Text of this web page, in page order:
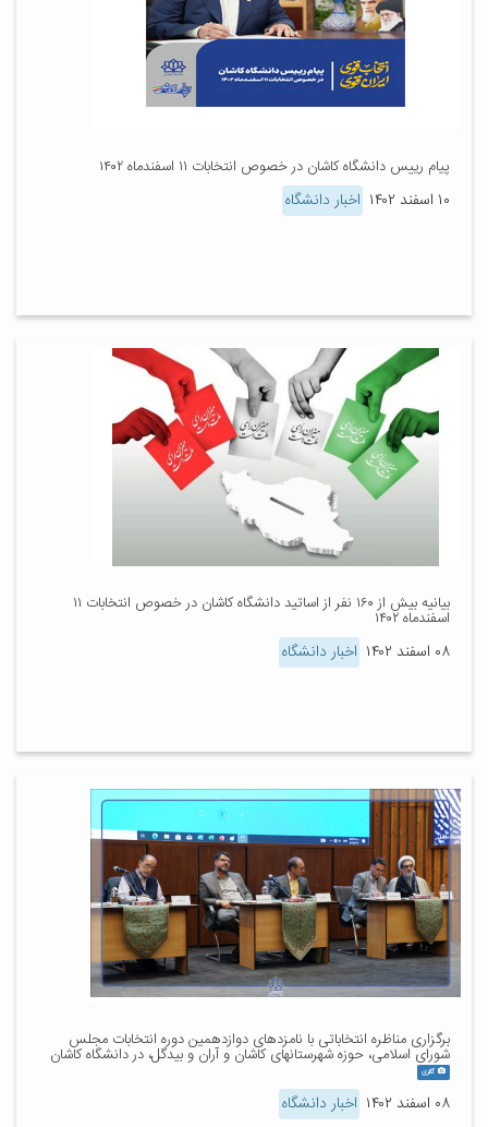
پیام رییس دانشگاه کاشان در خصوص انتخابات ۱۱ اسفندماه ۱۴۰۲
۱۰ اسفند ۱۴۰۲ اخبار دانشگاه
بیانیه بیش از ۱۶۰ نفر از اساتید دانشگاه کاشان در خصوص انتخابات ۱۱
اسفندماه ۱۴۰۲
۰۸ اسفند ۱۴۰۲ اخبار دانشگاه
برگزاری مناظره انتخاباتی با نامزدهای دوازدهمین دوره انتخابات مجلس
شورای اسلامی، حوزه شهرستانهای کاشان و آران و بیدگل، در دانشگاه کاشان
گالری
۰۸ اسفند ۱۴۰۲ اخبار دانشگاه